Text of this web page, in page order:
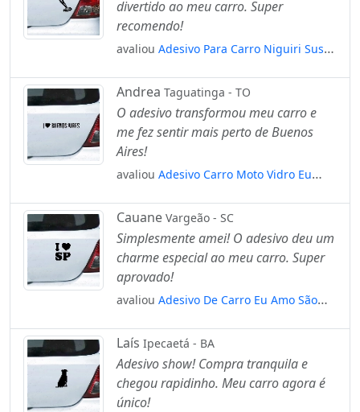
divertido ao meu carro. Super
recomendo!
avaliou Adesivo Para Carro Niguiri Sushi
Andrea Taguatinga - TO
O adesivo transformou meu carro e
me fez sentir mais perto de Buenos
Aires!
avaliou Adesivo Carro Moto Vidro Eu
Cauane Vargeão - SC
Simplesmente amei! O adesivo deu um
charme especial ao meu carro. Super
aprovado!
avaliou Adesivo De Carro Eu Amo São
Laís Ipecaetá - BA
Adesivo show! Compra tranquila e
chegou rapidinho. Meu carro agora é
único!